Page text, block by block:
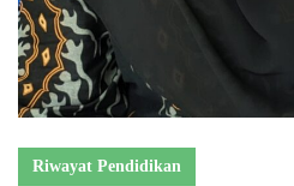
Riwayat Pendidikan